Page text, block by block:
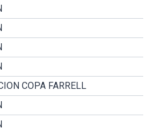
COPA FARRELL